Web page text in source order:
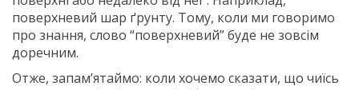
поверхневий шар ґрунту. Тому, коли ми говоримо
про знання, слово “поверхневий” буде не зовсім
доречним.
Отже, запам’ятаймо: коли хочемо сказати, що чиїсь